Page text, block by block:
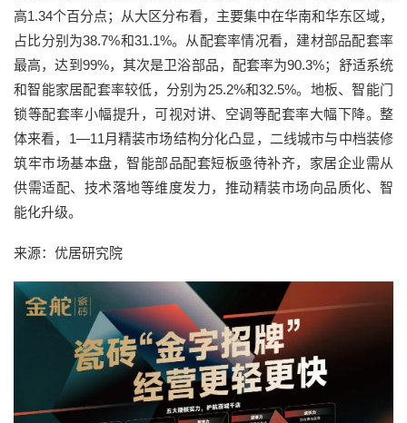
高1.34个百分点；从大区分布看，主要集中在华南和华东区域，
占比分别为38.7%和31.1%。从配套率情况看，建材部品配套率
最高，达到99%，其次是卫浴部品，配套率为90.3%；舒适系统
和智能家居配套率较低，分别为25.2%和32.5%。地板、智能门
锁等配套率小幅提升，可视对讲、空调等配套率大幅下降。整
体来看，1—11月精装市场结构分化凸显，二线城市与中档装修
筑牢市场基本盘，智能部品配套短板亟待补齐，家居企业需从
供需适配、技术落地等维度发力，推动精装市场向品质化、智
能化升级。
来源：优居研究院